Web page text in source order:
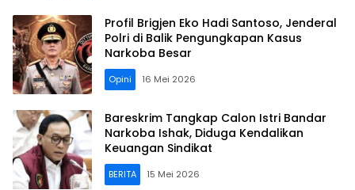
Profil Brigjen Eko Hadi Santoso, Jenderal
Polri di Balik Pengungkapan Kasus
Narkoba Besar
Opini 16 Mei 2026
Bareskrim Tangkap Calon Istri Bandar
Narkoba Ishak, Diduga Kendalikan
Keuangan Sindikat
BERITA 15 Mei 2026